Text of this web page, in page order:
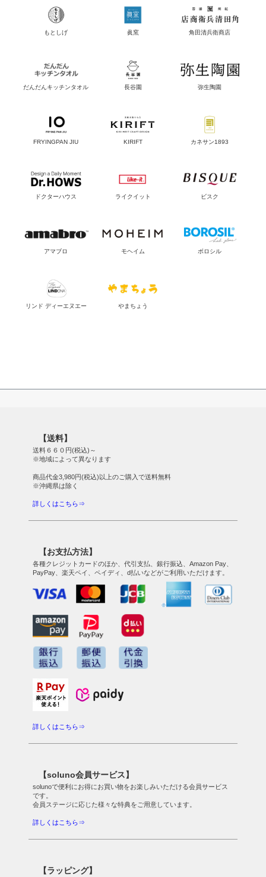
もとしげ 眞窯 角田清兵衛商店
だんだんキッチンタオル 長谷園 弥生陶園
FRYINGPAN JIU KIRIFT カネサン1893
ドクターハウス ライクイット ビスク
アマブロ モヘイム ボロシル
リンド ディーエヌエー やまちょう
【送料】
送料６６０円(税込)～
※地域によって異なります
商品代金3,980円(税込)以上のご購入で送料無料
※沖縄県は除く
詳しくはこちら⇒
【お支払方法】
各種クレジットカードのほか、代引支払、銀行振込、Amazon Pay、
PayPay、楽天ペイ、ペイディ、d払いなどがご利用いただけます。
詳しくはこちら⇒
【soluno会員サービス】
solunoで便利にお得にお買い物をお楽しみいただける会員サービス
です。
会員ステージに応じた様々な特典をご用意しています。
詳しくはこちら⇒
【ラッピング】